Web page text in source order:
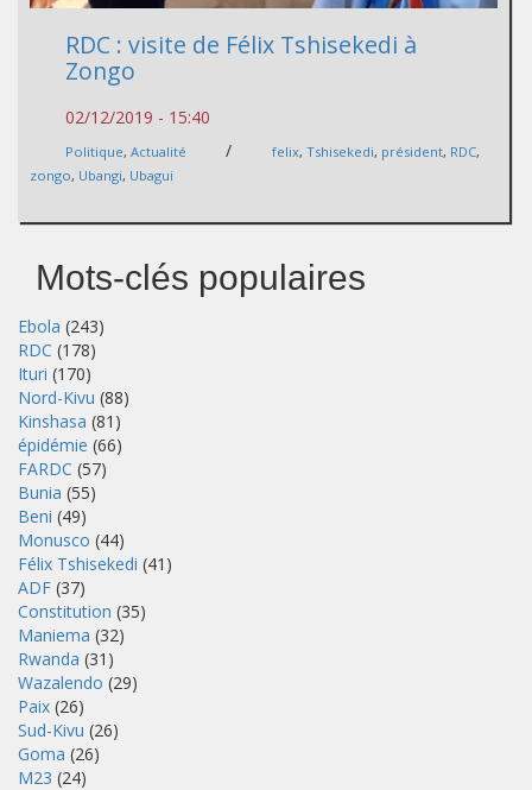
RDC : visite de Félix Tshisekedi à
Zongo
02/12/2019 - 15:40
Politique, Actualité / felix, Tshisekedi, président, RDC,
zongo, Ubangi, Ubagui
Mots-clés populaires
Ebola (243)
RDC (178)
Ituri (170)
Nord-Kivu (88)
Kinshasa (81)
épidémie (66)
FARDC (57)
Bunia (55)
Beni (49)
Monusco (44)
Félix Tshisekedi (41)
ADF (37)
Constitution (35)
Maniema (32)
Rwanda (31)
Wazalendo (29)
Paix (26)
Sud-Kivu (26)
Goma (26)
M23 (24)